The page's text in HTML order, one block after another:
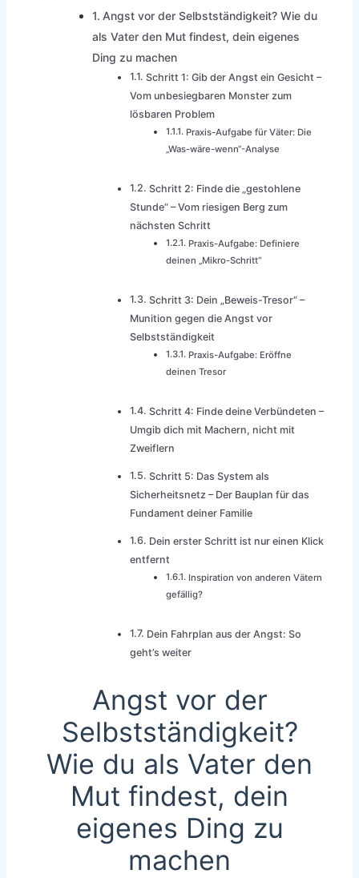
Angst vor der Selbstständigkeit? Wie du
als Vater den Mut findest, dein eigenes
Ding zu machen
Schritt 1: Gib der Angst ein Gesicht –
Vom unbesiegbaren Monster zum
lösbaren Problem
Praxis-Aufgabe für Väter: Die
„Was-wäre-wenn“-Analyse
Schritt 2: Finde die „gestohlene
Stunde“ – Vom riesigen Berg zum
nächsten Schritt
Praxis-Aufgabe: Definiere
deinen „Mikro-Schritt“
Schritt 3: Dein „Beweis-Tresor“ –
Munition gegen die Angst vor
Selbstständigkeit
Praxis-Aufgabe: Eröffne
deinen Tresor
Schritt 4: Finde deine Verbündeten –
Umgib dich mit Machern, nicht mit
Zweiflern
Schritt 5: Das System als
Sicherheitsnetz – Der Bauplan für das
Fundament deiner Familie
Dein erster Schritt ist nur einen Klick
entfernt
Inspiration von anderen Vätern
gefällig?
Dein Fahrplan aus der Angst: So
geht’s weiter
Angst vor der
Selbstständigkeit?
Wie du als Vater den
Mut findest, dein
eigenes Ding zu
machen